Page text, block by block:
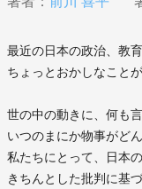
最近の日本の政治、教
ちょっとおかしなこと
世の中の動きに、何も
いつのまにか物事がど
私たちにとって、日本
きちんとした批判に基